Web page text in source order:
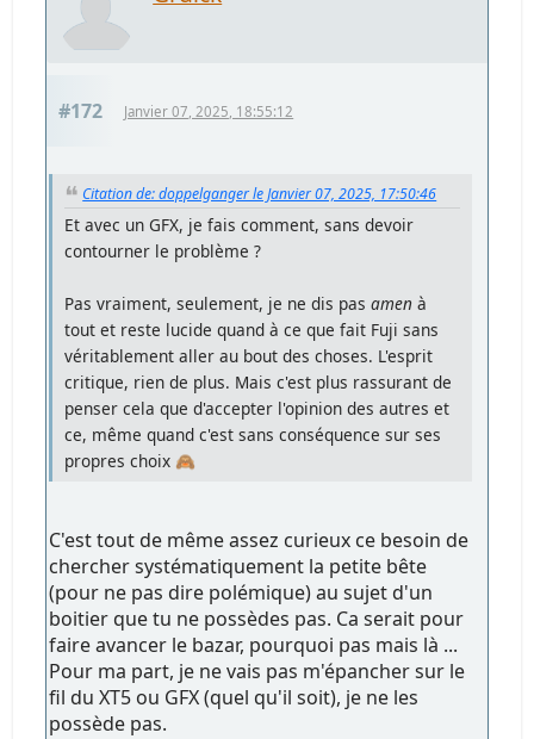
#172 Janvier 07, 2025, 18:55:12
Citation de: doppelganger le Janvier 07, 2025, 17:50:46
Et avec un GFX, je fais comment, sans devoir
contourner le problème ?
Pas vraiment, seulement, je ne dis pasamen à
tout et reste lucide quand à ce que fait Fuji sans
véritablement aller au bout des choses. L'esprit
critique, rien de plus. Mais c'est plus rassurant de
penser cela que d'accepter l'opinion des autres et
ce, même quand c'est sans conséquence sur ses
propres choix 🙈
C'est tout de même assez curieux ce besoin de
chercher systématiquement la petite bête
(pour ne pas dire polémique) au sujet d'un
boitier que tu ne possèdes pas. Ca serait pour
faire avancer le bazar, pourquoi pas mais là ...
Pour ma part, je ne vais pas m'épancher sur le
fil du XT5 ou GFX (quel qu'il soit), je ne les
possède pas.